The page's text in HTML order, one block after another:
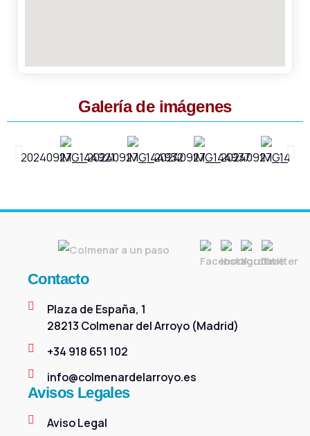
Galería de imágenes
Contacto
Plaza de España, 1
28213 Colmenar del Arroyo (Madrid)
+34 918 651 102
info@colmenardelarroyo.es
Avisos Legales
Aviso Legal